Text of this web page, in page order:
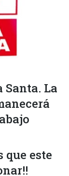
Santa. La
que este